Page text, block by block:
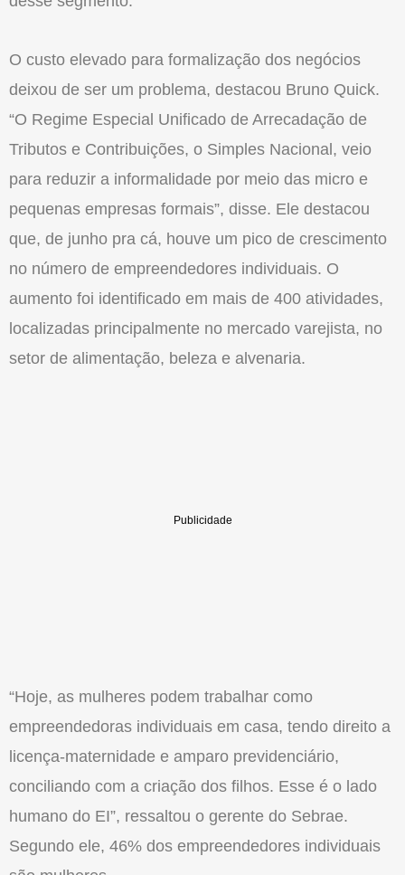
O custo elevado para formalização dos negócios
deixou de ser um problema, destacou Bruno Quick.
“O Regime Especial Unificado de Arrecadação de
Tributos e Contribuições, o Simples Nacional, veio
para reduzir a informalidade por meio das micro e
pequenas empresas formais”, disse. Ele destacou
que, de junho pra cá, houve um pico de crescimento
no número de empreendedores individuais. O
aumento foi identificado em mais de 400 atividades,
localizadas principalmente no mercado varejista, no
setor de alimentação, beleza e alvenaria.
“Hoje, as mulheres podem trabalhar como
empreendedoras individuais em casa, tendo direito a
licença-maternidade e amparo previdenciário,
conciliando com a criação dos filhos. Esse é o lado
humano do EI”, ressaltou o gerente do Sebrae.
Segundo ele, 46% dos empreendedores individuais